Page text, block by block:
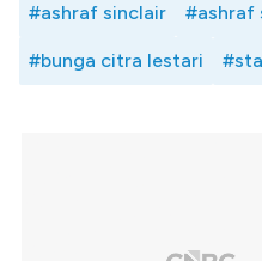
#ashraf sinclair #ashraf
#bunga citra lestari